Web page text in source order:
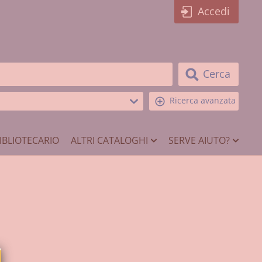
Accedi
Cerca
Ricerca avanzata
ALTRI CATALOGHI SERVE AIUTO?